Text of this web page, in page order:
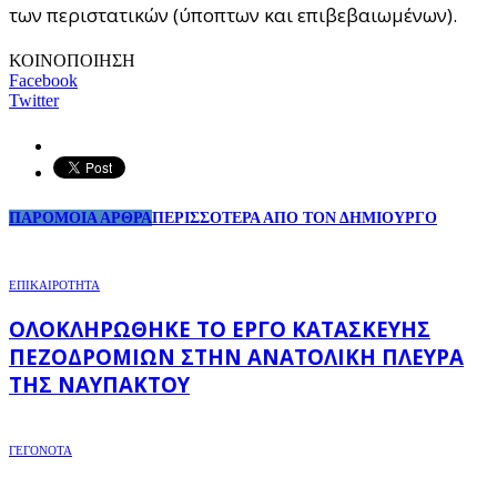
των περιστατικών (ύποπτων και επιβεβαιωμένων).
ΚΟΙΝΟΠΟΙΗΣΗ
Facebook
Twitter
ΠΑΡΟΜΟΙΑ ΑΡΘΡΑΠΕΡΙΣΣΟΤΕΡΑ ΑΠΟ ΤΟΝ ΔΗΜΙΟΥΡΓΟ
ΕΠΙΚΑΙΡΟΤΗΤΑ
ΟΛΟΚΛΗΡΏΘΗΚΕ ΤΟ ΈΡΓΟ ΚΑΤΑΣΚΕΥΉΣ
ΠΕΖΟΔΡΟΜΊΩΝ ΣΤΗΝ ΑΝΑΤΟΛΙΚΉ ΠΛΕΥΡΆ
ΤΗΣ ΝΑΥΠΆΚΤΟΥ
ΓΕΓΟΝΟΤΑ